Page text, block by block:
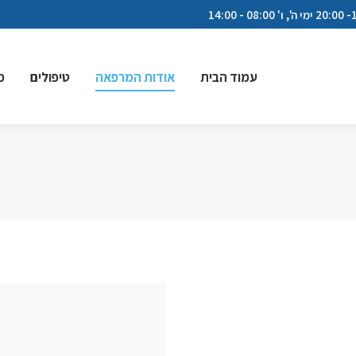
עמוד הבית אודות המרפאה טיפולים